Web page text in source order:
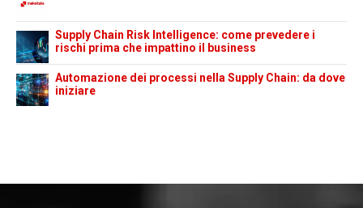
Supply Chain Risk Intelligence: come prevedere i
rischi prima che impattino il business
Automazione dei processi nella Supply Chain: da dove
iniziare